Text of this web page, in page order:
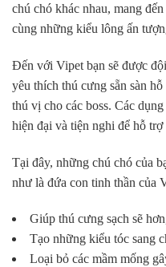
chú chó khác nhau, mang
cùng những kiểu lông ấn
Đến với Vipet bạn sẽ được
yêu thích thú cưng sẵn sàn
thú vị cho các boss. Các
hiện đại và tiện nghi để hỗ trợ
Tại đây, những chú chó của
như là đứa con tinh thần của
Giúp thú cưng sạch sẽ
Tạo những kiểu tóc sang
Loại bỏ các mầm mống